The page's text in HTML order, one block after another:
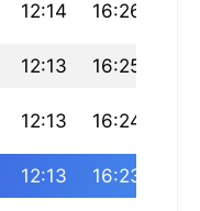
12:14 16:26
12:13 16:25
12:13 16:24
12:13 16:23